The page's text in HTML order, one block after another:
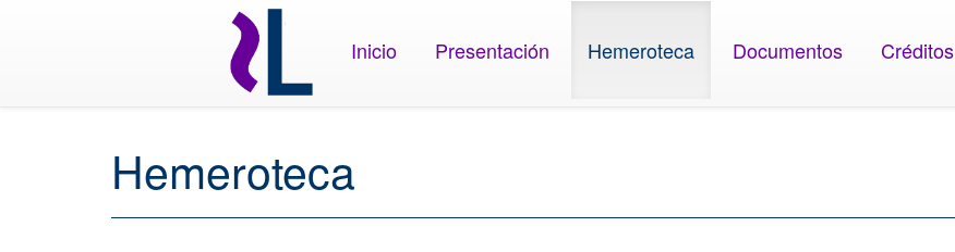
Inicio Presentación Hemeroteca Documentos Créditos
Hemeroteca